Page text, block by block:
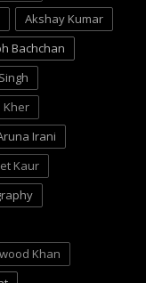
Akshay Kumar
Bachchan
Kher
Irani
Kaur
Khan